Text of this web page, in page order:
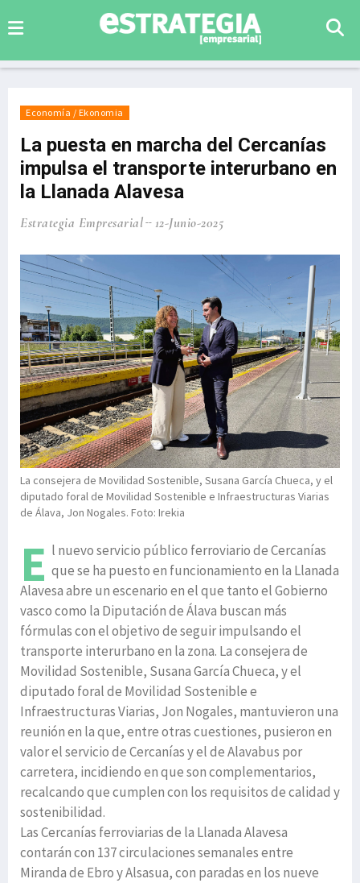
Economía / Ekonomia
La puesta en marcha del Cercanías
impulsa el transporte interurbano en
la Llanada Alavesa
Estrategia Empresarial 12-Junio-2025
La consejera de Movilidad Sostenible, Susana García Chueca, y el
diputado foral de Movilidad Sostenible e Infraestructuras Viarias
de Álava, Jon Nogales. Foto: Irekia
E l nuevo servicio público ferroviario de Cercanías
que se ha puesto en funcionamiento en la Llanada
Alavesa abre un escenario en el que tanto el Gobierno
vasco como la Diputación de Álava buscan más
fórmulas con el objetivo de seguir impulsando el
transporte interurbano en la zona. La consejera de
Movilidad Sostenible, Susana García Chueca, y el
diputado foral de Movilidad Sostenible e
Infraestructuras Viarias, Jon Nogales, mantuvieron una
reunión en la que, entre otras cuestiones, pusieron en
valor el servicio de Cercanías y el de Alavabus por
carretera, incidiendo en que son complementarios,
recalcando que cumplen con los requisitos de calidad y
sostenibilidad.
Las Cercanías ferroviarias de la Llanada Alavesa
contarán con 137 circulaciones semanales entre
Miranda de Ebro y Alsasua, con paradas en los nueve